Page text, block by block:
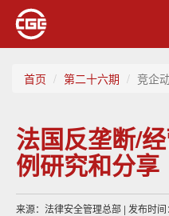
首页 第二十六期 竞企
法国反垄断/
例研究和分享
来源：法律安全管理总部 | 发布时